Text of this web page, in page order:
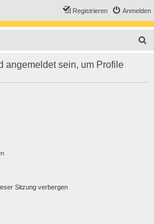
Anmelden
Registrieren
h
angemeldet sein, um Profile
Sitzung verbergen